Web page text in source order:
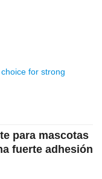
de unión.
y
para mascotas
fuerte adhesión